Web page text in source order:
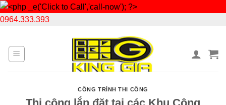
0964.333.393
CÔNG TRÌNH THI CÔNG